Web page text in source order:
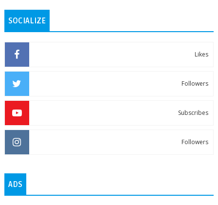
SOCIALIZE
Likes
Followers
Subscribes
Followers
ADS